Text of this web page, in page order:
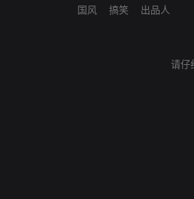
国风
搞笑
出品人
请仔